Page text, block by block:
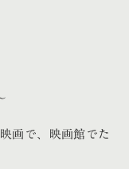
画で、映画館でた